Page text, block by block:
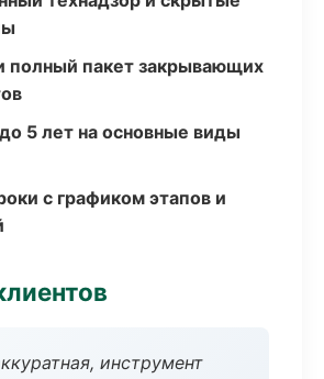
полный пакет закрывающих
5 лет на основные виды
с графиком этапов и
инструмент